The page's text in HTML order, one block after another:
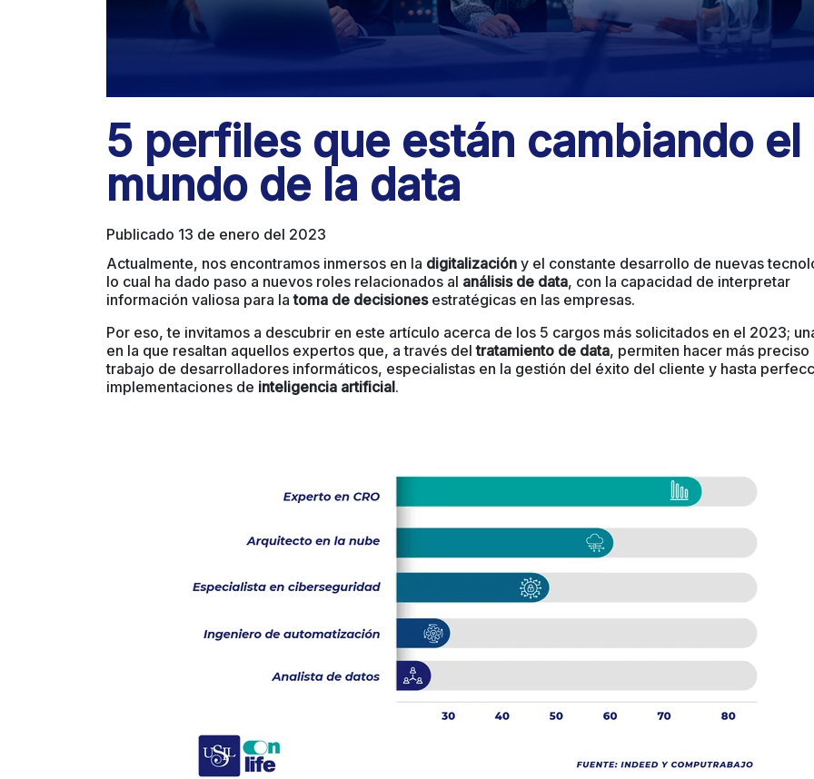
5 perfiles que están cambiando el
mundo de la data
Publicado 13 de enero del 2023
Actualmente, nos encontramos inmersos en la digitalización y el constante desarrollo de nuevas
lo cual ha dado paso a nuevos roles relacionados al análisis de data, con la capacidad de interpretar
información valiosa para latoma de decisionesestratégicas en las empresas.
Por eso, te invitamos a descubrir en este artículo acerca de los 5 cargos más solicitados en el 2023;
en la que resaltan aquellos expertos que, a través deltratamiento de data, permiten hacer más preciso
trabajo de desarrolladores informáticos, especialistas en la gestión del éxito del cliente y hasta
implementaciones de inteligencia artificial.